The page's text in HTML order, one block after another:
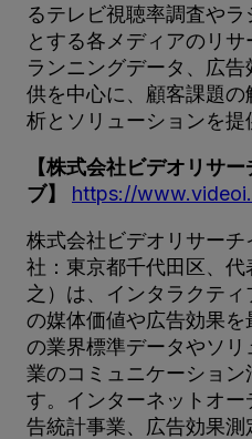
るテレビ視聴率調査や
とする各メディアのリ
ランニングデータ、広
供を中心に、顧客課題
析とソリューションを提
【株式会社ビデオリサ
ブ】
https://
株式会社ビデオリサー
社：東京都千代田区、
之）は、インタラクテ
の媒体価値や広告効果
の業界標準データやソ
業のコミュニケーショ
す。インターネットオ
告統計事業、広告効果